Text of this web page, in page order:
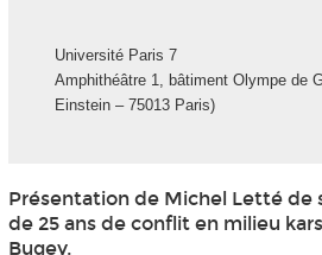
Université Paris 7
Amphithéâtre 1, bâtiment Olympe de
Einstein – 75013 Paris)
Présentation de Michel Letté de
de 25 ans de conflit en milieu
Bugey.